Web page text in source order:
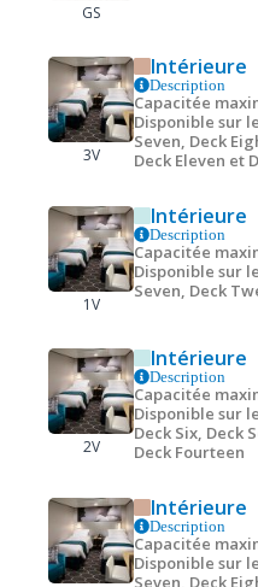
GS
3V
Intérieure
Description
Capacitée
Disponible sur
Seven, Deck
Deck Eleven et
1V
Intérieure
Description
Capacitée
Disponible sur
Seven, Deck
2V
Intérieure
Description
Capacitée
Disponible sur
Deck Six, Deck
Deck Fourteen
Intérieure
Description
Capacitée
Disponible sur
Seven, Deck